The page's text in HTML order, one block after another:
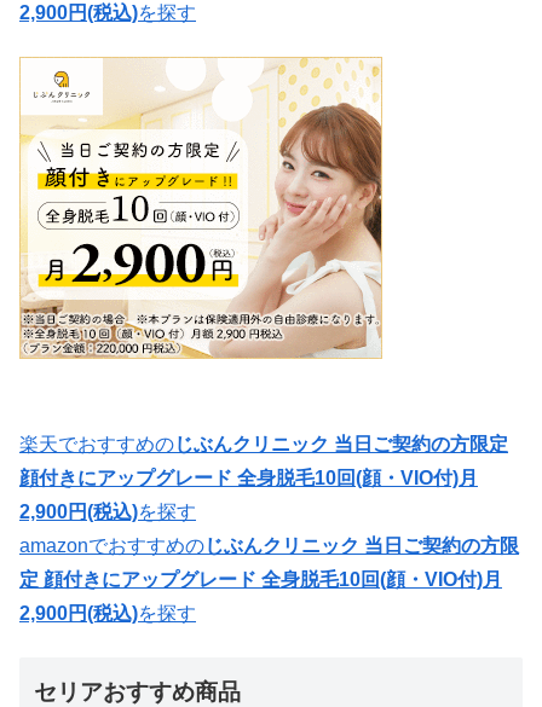
2,900円(税込)を探す
楽天でおすすめのじぶんクリニック 当日ご契約の方限定
顔付きにアップグレード 全身脱毛10回(顔・VIO付)月
2,900円(税込)を探す
amazonでおすすめのじぶんクリニック 当日ご契約の方限
定 顔付きにアップグレード 全身脱毛10回(顔・VIO付)月
2,900円(税込)を探す
セリアおすすめ商品